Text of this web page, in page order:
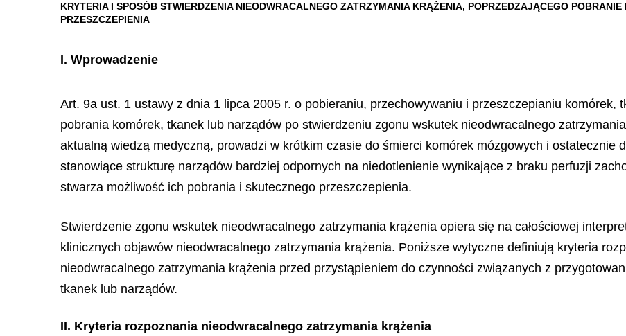
KRYTERIA I SPOSÓB STWIERDZENIA NIEODWRACALNEGO ZATRZYMANIA KRĄŻENIA, POPRZEDZAJĄCEGO
PRZESZCZEPIENIA
I. Wprowadzenie
Art. 9a ust. 1 ustawy z dnia 1 lipca 2005 r. o pobieraniu, przechowywaniu i przeszczepianiu komórek,
pobrania komórek, tkanek lub narządów po stwierdzeniu zgonu wskutek nieodwracalnego
aktualną wiedzą medyczną, prowadzi w krótkim czasie do śmierci komórek mózgowych i ostatecznie
stanowiące strukturę narządów bardziej odpornych na niedotlenienie wynikające z braku perfuzji
stwarza możliwość ich pobrania i skutecznego przeszczepienia.
Stwierdzenie zgonu wskutek nieodwracalnego zatrzymania krążenia opiera się na całościowej
klinicznych objawów nieodwracalnego zatrzymania krążenia. Poniższe wytyczne definiują kryteria
nieodwracalnego zatrzymania krążenia przed przystąpieniem do czynności związanych z
tkanek lub narządów.
II. Kryteria rozpoznania nieodwracalnego zatrzymania krążenia